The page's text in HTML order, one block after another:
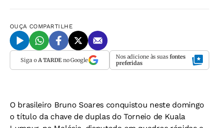
OUÇA COMPARTILHE
Siga o A TARDEno Google Nos adicione às suas fontes
preferidas
O brasileiro Bruno Soares conquistou neste domingo
o título da chave de duplas do Torneio de Kuala